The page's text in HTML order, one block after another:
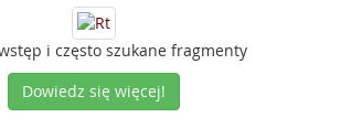
i często szukane fragmenty
Dowiedz się więcej!